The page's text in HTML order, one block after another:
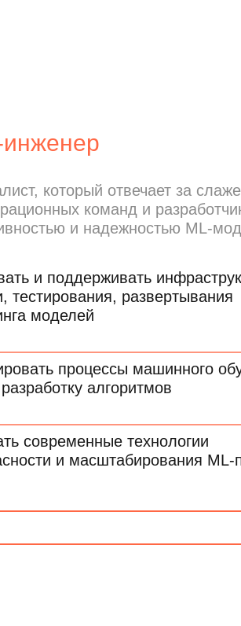
который отвечает за
команд и
и надежностью ML-
и поддерживать
тестирования, развертывания
моделей
процессы машинного
алгоритмов
современные технологии
и масштабирования ML-